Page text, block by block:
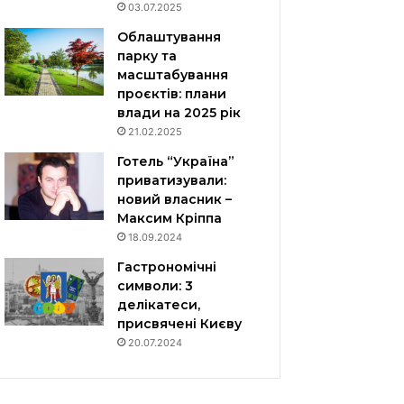
03.07.2025
Облаштування
парку та
масштабування
проєктів: плани
влади на 2025 рік
21.02.2025
Готель “Україна”
приватизували:
новий власник –
Максим Кріппа
18.09.2024
Гастрономічні
символи: 3
делікатеси,
присвячені Києву
20.07.2024